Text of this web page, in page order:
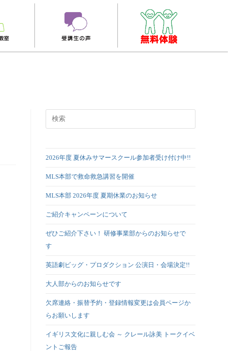
2026年度 夏休みサマースクール参加者受け付け中!!
MLS本部で救命救急講習を開催
MLS本部 2026年度 夏期休業のお知らせ
ご紹介キャンペーンについて
ぜひご紹介下さい！ 研修事業部からのお知らせで
す
英語劇ビッグ・プロダクション 公演日・会場決定!!
大人部からのお知らせです
欠席連絡・振替予約・登録情報変更は会員ページか
らお願いします
イギリス文化に親しむ会 ～ クレール詠美 トークイベ
ントご報告